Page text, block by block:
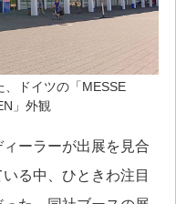
、ドイツの「MESSE
」外観
ーラーが出展を見合
る中、ひときわ注目